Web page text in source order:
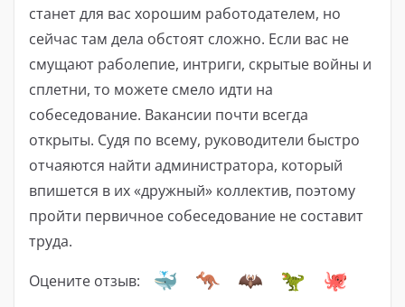
станет для вас хорошим работодателем, но
сейчас там дела обстоят сложно. Если вас не
смущают раболепие, интриги, скрытые войны и
сплетни, то можете смело идти на
собеседование. Вакансии почти всегда
открыты. Судя по всему, руководители быстро
отчаяются найти администратора, который
впишется в их «дружный» коллектив, поэтому
пройти первичное собеседование не составит
труда.
Оцените отзыв: